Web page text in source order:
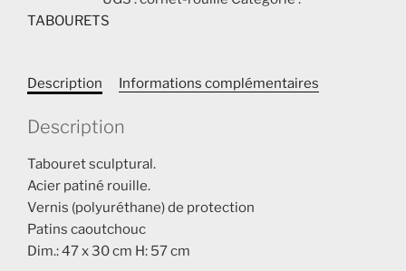
ROUILLE
TABOURETS
Description Informations complémentaires
Description
Tabouret sculptural.
Acier patiné rouille.
Vernis (polyuréthane) de protection
Patins caoutchouc
Dim.: 47 x 30 cm H: 57 cm